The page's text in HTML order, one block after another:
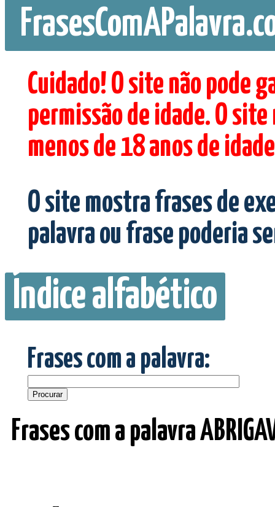
Cuidado! O site não pode
permissão de idade. O
menos de 18 anos de
O site mostra frases de
palavra ou frase poderia
Índice alfabético
Frases com a palavra:
Frases com a palavra